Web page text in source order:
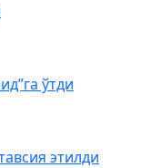
ўтди
этилди